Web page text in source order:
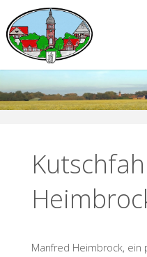
Inhalt
springen
ORF
GE
MEI
HAF
T B
ENS
P-S
Manfred Heimbrock, ein